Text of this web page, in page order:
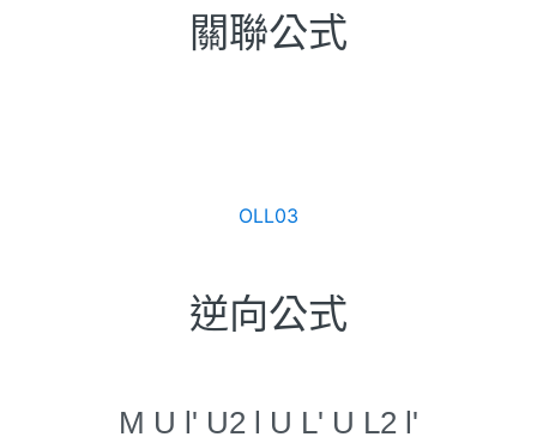
關聯公式
OLL03
逆向公式
M U l' U2 l U L' U L2 l'